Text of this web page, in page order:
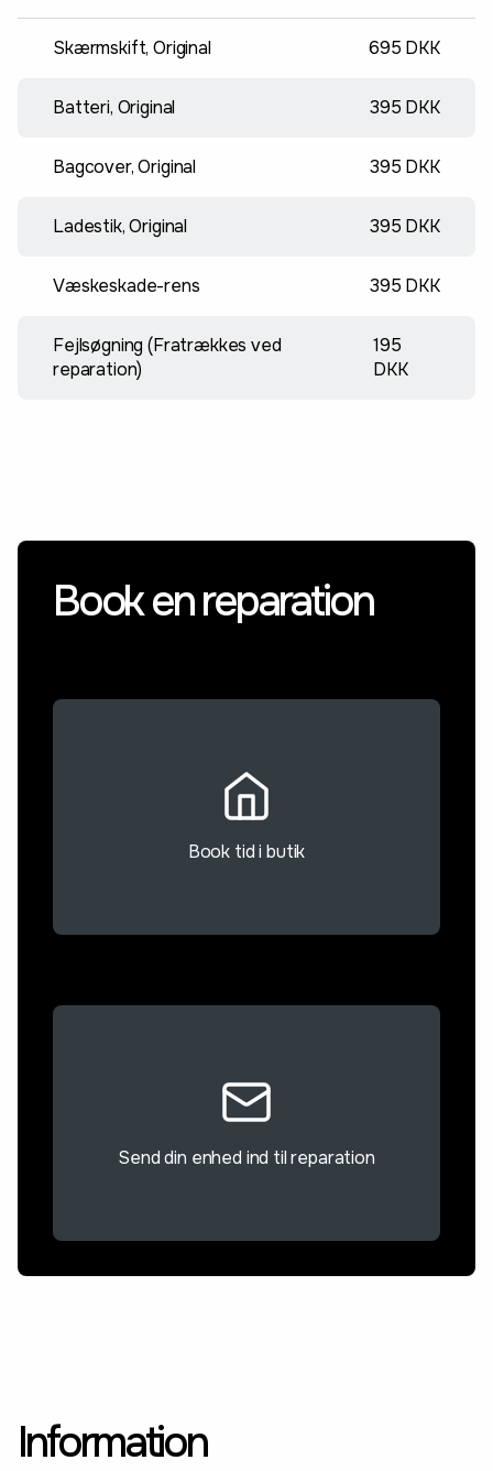
Skærmskift, Original 695 DKK
Batteri, Original 395 DKK
Bagcover, Original 395 DKK
Ladestik, Original 395 DKK
Væskeskade-rens 395 DKK
Fejlsøgning (Fratrækkes ved
reparation)
195
DKK
Book en reparation
Book tid i butik
Send din enhed ind til reparation
Information